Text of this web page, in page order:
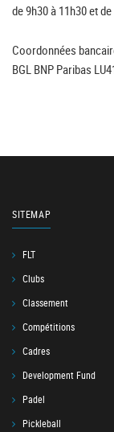
de 9h30 à 11h30 et
Coordonnées
BGL BNP Paribas
SITEMAP
FLT
Clubs
Classement
Compétitions
Cadres
Development Fund
Padel
Pickleball